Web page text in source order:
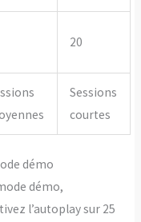
20
Sessions
courtes
démo
démo,
l’autoplay sur 25